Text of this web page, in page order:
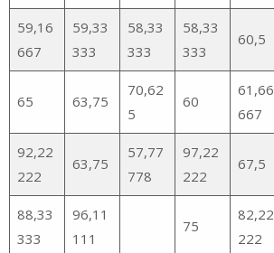
59,16
667
59,33
333
58,33
333
58,33
333
60,5
65 63,75
70,62
5
60
61,66
667
92,22
222
63,75
57,77
778
97,22
222
67,5
88,33
333
96,11
111
75
82,22
222